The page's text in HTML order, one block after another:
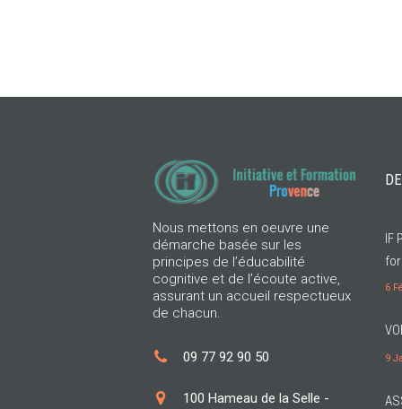
Nous mettons en oeuvre une
démarche basée sur les
principes de l’éducabilité
cognitive et de l’écoute active,
assurant un accueil respectueux
de chacun.
09 77 92 90 50
100 Hameau de la Selle -
IF
6
9